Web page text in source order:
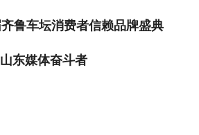
鲁车坛消费者信赖品牌盛典
山东媒体奋斗者